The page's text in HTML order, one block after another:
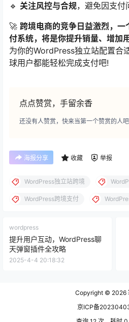
🔹 关注风控与合规，避免因支付
🚀 跨境电商的竞争日益激烈，
付系统，将是你提升销量、增加
为你的WordPress独立站配置合
球用户都能轻松完成支付吧!
点点赞赏，手留余香
还没有人赞赏，快来当第一个赞赏的人吧
海报分享 收藏 举报
WordPress独立站跨境
WordPress跨境支付
wordpress
提升用户互动，WordPress聊
天弹窗插件全攻略
2025-4-4 20:18:32
Copyright © 2026
京ICP备